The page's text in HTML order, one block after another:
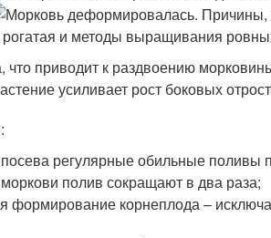
что приводит к раздвоению
усиливает рост боковых
регулярные обильные поливы
полив сокращают в два раза;
формирование корнеплода –